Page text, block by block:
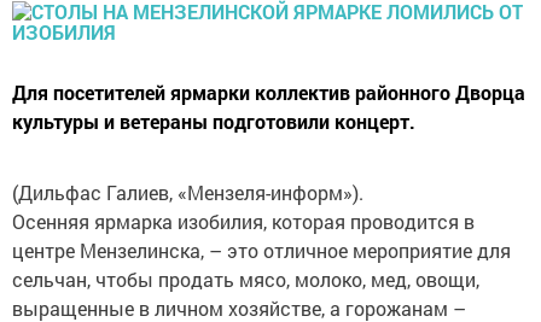
Для посетителей ярмарки коллектив районного Дворца
культуры и ветераны подготовили концерт.
(Дильфас Галиев, «Мензеля-информ»).
Осенняя ярмарка изобилия, которая проводится в
центре Мензелинска, – это отличное мероприятие для
сельчан, чтобы продать мясо, молоко, мед, овощи,
выращенные в личном хозяйстве, а горожанам –